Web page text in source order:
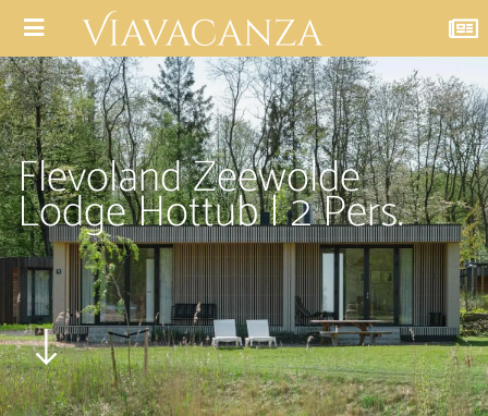
Flevoland Zeewolde
Lodge Hottub | 2 Pers.